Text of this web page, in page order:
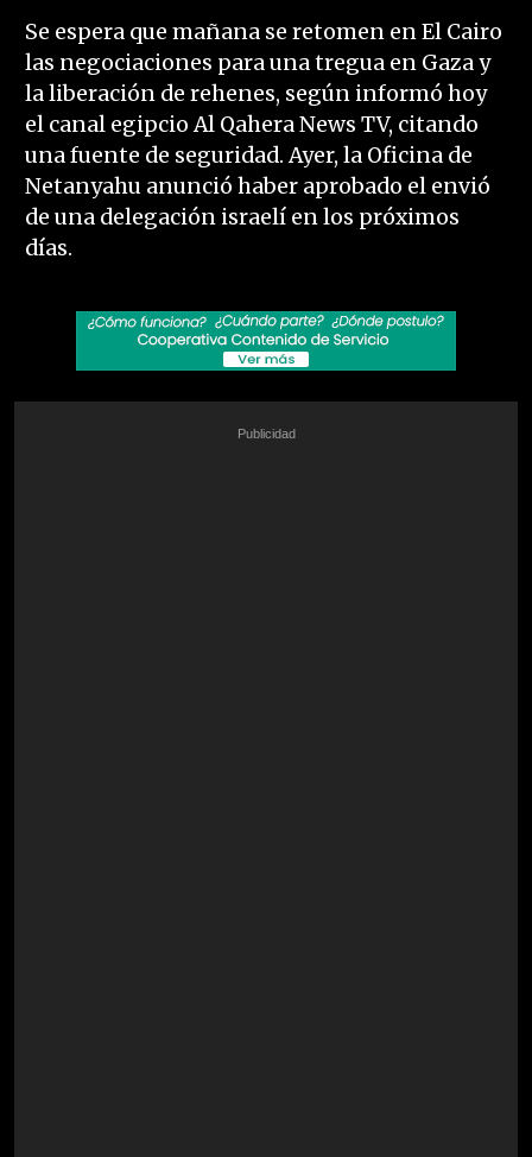
Se espera que mañana se retomen en El Cairo
las negociaciones para una tregua en Gaza y
la liberación de rehenes, según informó hoy
el canal egipcio Al Qahera News TV, citando
una fuente de seguridad. Ayer, la Oficina de
Netanyahu anunció haber aprobado el envió
de una delegación israelí en los próximos
días.